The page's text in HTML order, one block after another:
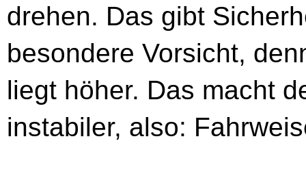
drehen. Das gibt
besondere Vorsicht,
liegt höher. Das macht
instabiler, also: